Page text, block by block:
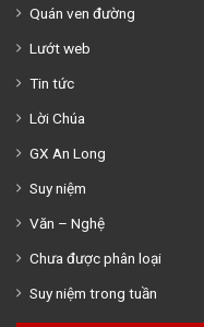
Quán ven đường
Lướt web
Tin tức
Lời Chúa
GX An Long
Suy niệm
Văn – Nghệ
Chưa được phân loại
Suy niệm trong tuần